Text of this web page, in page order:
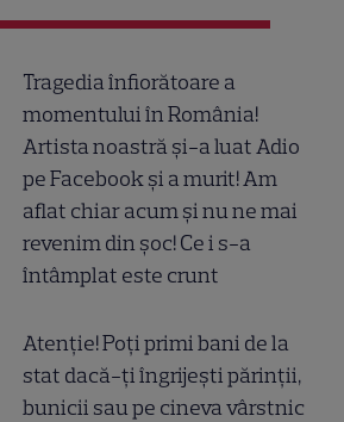
Tragedia înfiorătoare a
momentului în România!
Artista noastră și-a luat Adio
pe Facebook și a murit! Am
aflat chiar acum și nu ne mai
revenim din șoc! Ce i s-a
întâmplat este crunt
Atenție! Poți primi bani de la
stat dacă-ți îngrijești părinții,
bunicii sau pe cineva vârstnic